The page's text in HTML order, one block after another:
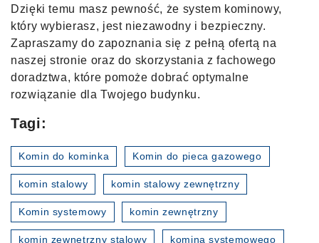
Dzięki temu masz pewność, że system kominowy,
który wybierasz, jest niezawodny i bezpieczny.
Zapraszamy do zapoznania się z pełną ofertą na
naszej stronie oraz do skorzystania z fachowego
doradztwa, które pomoże dobrać optymalne
rozwiązanie dla Twojego budynku.
Tagi:
Komin do kominka Komin do pieca gazowego
komin stalowy komin stalowy zewnętrzny
Komin systemowy komin zewnętrzny
komin zewnętrzny stalowy komina systemowego